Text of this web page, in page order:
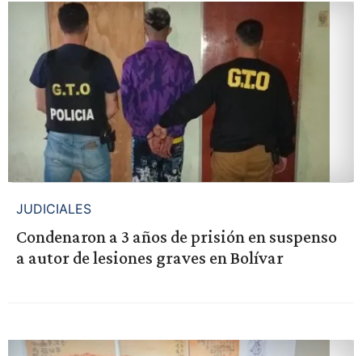
JUDICIALES
Condenaron a 3 años de prisión en suspenso
a autor de lesiones graves en Bolívar